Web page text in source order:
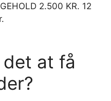
2.500 KR. 12
at få